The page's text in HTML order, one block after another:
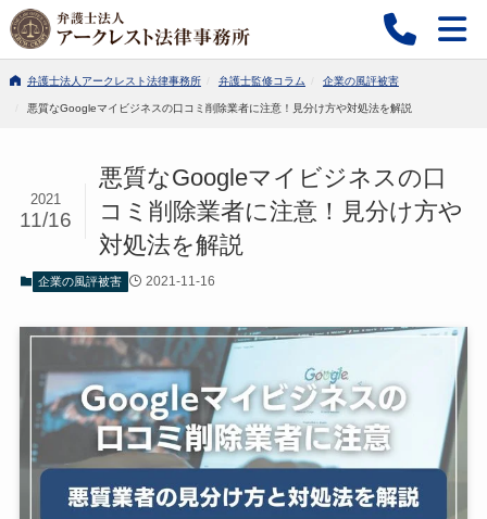
弁護士法人アークレスト法律事務所 弁護士監修コラム 企業の風評被害
悪質なGoogleマイビジネスの口コミ削除業者に注意！見分け方や対処法を解説
悪質なGoogleマイビジネスの口
コミ削除業者に注意！見分け方や
対処法を解説
2021
11/16
企業の風評被害 2021-11-16